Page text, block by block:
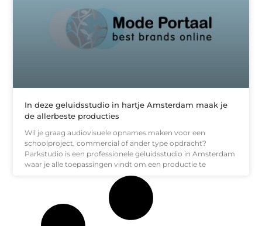
In deze geluidsstudio in hartje Amsterdam maak je
de allerbeste producties
Wil je graag audiovisuele opnames maken voor een
schoolproject, commercial of ander type opdracht?
Parkstudio is een professionele geluidsstudio in Amsterdam
waar je alle toepassingen vindt om een productie te